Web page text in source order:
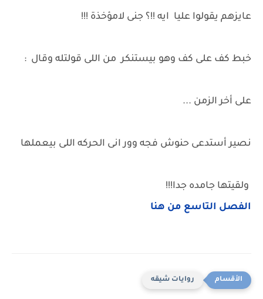
عايزهم يقولوا عليا ايه !!؟ جنى لامؤخذة !!!
خبط كف على كف وهو بيستنكر من اللى قولتله وقال :
على أخر الزمن ...
نصير أستدعى حنوش فجه وور انى الحركه اللى بيعملها
ولقيتها جامده جدا!!!
الفصل التاسع من هنا
روايات شيقه